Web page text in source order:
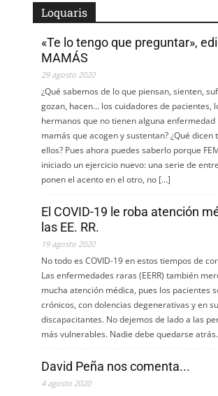
Loquaris
«Te lo tengo que preguntar»,
MAMÁS
29 agosto 2020
¿Qué sabemos de lo que piensan, sienten,
gozan, hacen... los cuidadores de pacientes,
hermanos que no tienen alguna enfermedad
mamás que acogen y sustentan? ¿Qué dicen
ellos? Pues ahora puedes saberlo porque
iniciado un ejercicio nuevo: una serie de
ponen el acento en el otro, no […]
El COVID-19 le roba atención
las EE. RR.
19 agosto 2020
No todo es COVID-19 en estos tiempos de
Las enfermedades raras (EERR) también
mucha atención médica, pues los pacientes
crónicos, con dolencias degenerativas y en
discapacitantes. No dejemos de lado a las
más vulnerables. Nadie debe quedarse atrás.
David Peña nos comenta...
4 agosto 2020